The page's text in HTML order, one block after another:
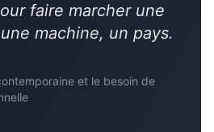
faire marcher une
machine, un pays.
et le besoin de